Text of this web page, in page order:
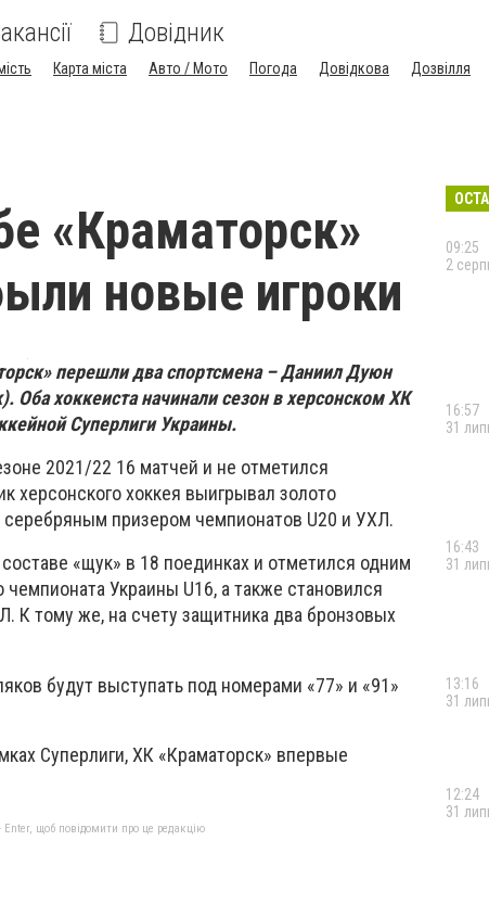
Довідник
Карта міста Авто / Мото Погода Довідкова
Дозвілля
«Краматорск»
новые игроки
перешли два спортсмена – Даниил Дуюн
хоккеиста начинали сезон в херсонском ХК
Суперлиги Украины.
2021/22 16 матчей и не отметился
херсонского хоккея выигрывал золото
призером чемпионатов U20 и УХЛ.
«щук» в 18 поединках и отметился одним
Украины U16, а также становился
К тому же, на счету защитника два бронзовых
будут выступать под номерами «77» и «91»
Суперлиги, ХК «Краматорск» впервые
Enter, щоб повідомити про це редакцію
09:25
2
16:57
31
16:43
31
13:16
31
12:24
31